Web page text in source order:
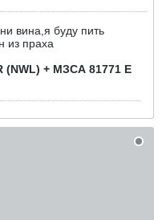
вина,я буду пить
из праха
(NWL) + МЗСА 81771 Е